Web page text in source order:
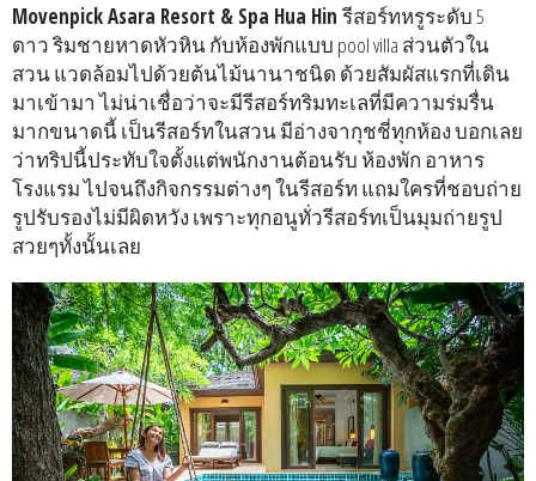
Movenpick Asara Resort & Spa Hua Hin รีสอร์ทหรูระดับ 5
ดาว ริมชายหาดหัวหิน กับห้องพักแบบ pool villa ส่วนตัวใน
สวน แวดล้อมไปด้วยต้นไม้นานาชนิด ด้วยสัมผัสแรกที่เดิน
มาเข้ามา ไม่น่าเชื่อว่าจะมีรีสอร์ทริมทะเลที่มีความร่มรื่น
มากขนาดนี้ เป็นรีสอร์ทในสวน มีอ่างจากุชชี่ทุกห้อง บอกเลย
ว่าทริปนี้ประทับใจตั้งแต่พนักงานต้อนรับ ห้องพัก อาหาร
โรงแรม ไปจนถึงกิจกรรมต่างๆ ในรีสอร์ท แถมใครที่ชอบถ่าย
รูปรับรองไม่มีผิดหวัง เพราะทุกอนูทั่วรีสอร์ทเป็นมุมถ่ายรูป
สวยๆทั้งนั้นเลย